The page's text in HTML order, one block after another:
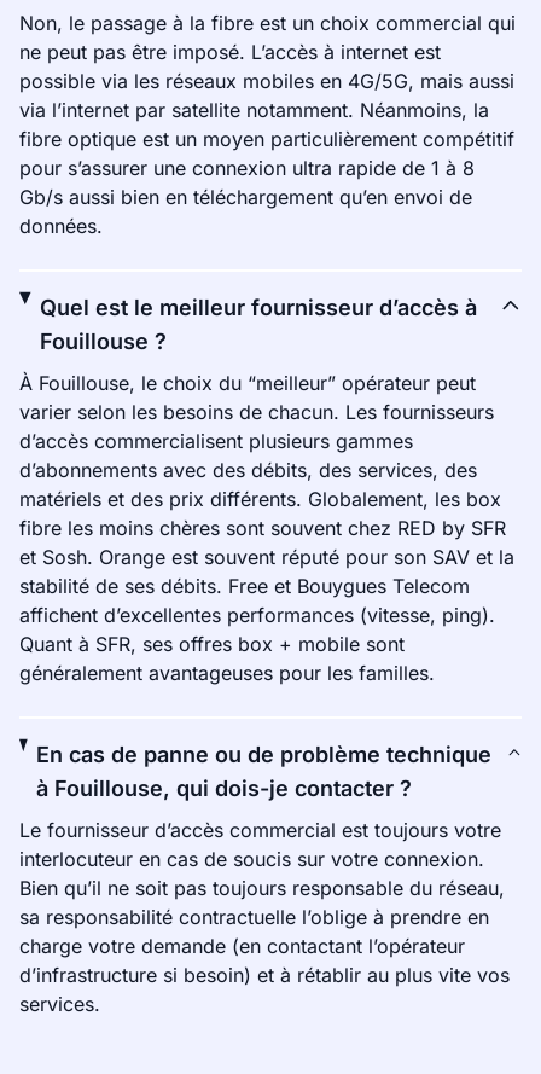
Non, le passage à la fibre est un choix commercial qui
ne peut pas être imposé. L’accès à internet est
possible via les réseaux mobiles en 4G/5G, mais aussi
via l’internet par satellite notamment. Néanmoins, la
fibre optique est un moyen particulièrement compétitif
pour s’assurer une connexion ultra rapide de 1 à 8
Gb/s aussi bien en téléchargement qu’en envoi de
données.
Quel est le meilleur fournisseur d’accès à
Fouillouse ?
À Fouillouse, le choix du “meilleur” opérateur peut
varier selon les besoins de chacun. Les fournisseurs
d’accès commercialisent plusieurs gammes
d’abonnements avec des débits, des services, des
matériels et des prix différents. Globalement, les box
fibre les moins chères sont souvent chez RED by SFR
et Sosh. Orange est souvent réputé pour son SAV et la
stabilité de ses débits. Free et Bouygues Telecom
affichent d’excellentes performances (vitesse, ping).
Quant à SFR, ses offres box + mobile sont
généralement avantageuses pour les familles.
En cas de panne ou de problème technique
à Fouillouse, qui dois-je contacter ?
Le fournisseur d’accès commercial est toujours votre
interlocuteur en cas de soucis sur votre connexion.
Bien qu’il ne soit pas toujours responsable du réseau,
sa responsabilité contractuelle l’oblige à prendre en
charge votre demande (en contactant l’opérateur
d’infrastructure si besoin) et à rétablir au plus vite vos
services.